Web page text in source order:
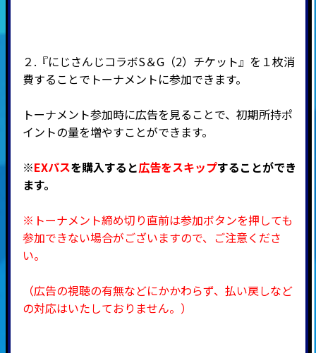
２.『にじさんじコラボS＆G（2）チケット』を１枚消
費することでトーナメントに参加できます。
トーナメント参加時に広告を見ることで、初期所持ポ
イントの量を増やすことができます。
※EXパスを購入すると広告をスキップすることができ
ます。
※トーナメント締め切り直前は参加ボタンを押しても
参加できない場合がございますので、ご注意くださ
い。
（広告の視聴の有無などにかかわらず、払い戻しなど
の対応はいたしておりません。）